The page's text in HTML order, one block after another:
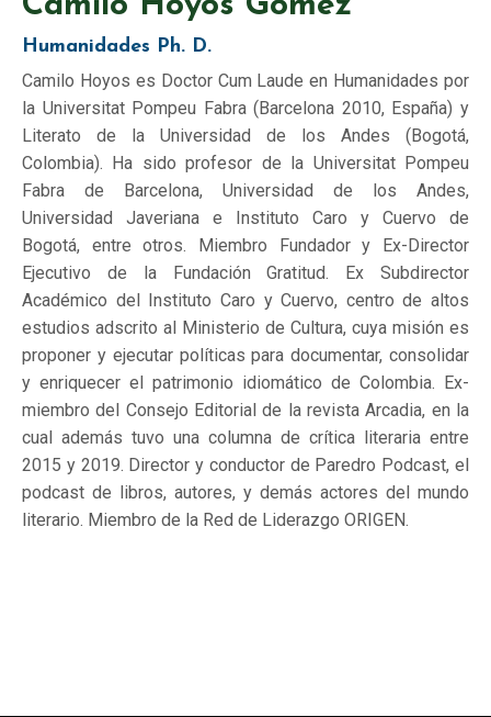
Humanidades Ph. D.
Camilo Hoyos es Doctor Cum Laude en Humanidades por
la Universitat Pompeu Fabra (Barcelona 2010, España) y
Literato de la Universidad de los Andes (Bogotá,
Colombia). Ha sido profesor de la Universitat Pompeu
Fabra de Barcelona, Universidad de los Andes,
Universidad Javeriana e Instituto Caro y Cuervo de
Bogotá, entre otros. Miembro Fundador y Ex-Director
Ejecutivo de la Fundación Gratitud. Ex Subdirector
Académico del Instituto Caro y Cuervo, centro de altos
estudios adscrito al Ministerio de Cultura, cuya misión es
proponer y ejecutar políticas para documentar, consolidar
y enriquecer el patrimonio idiomático de Colombia. Ex-
miembro del Consejo Editorial de la revista Arcadia, en la
cual además tuvo una columna de crítica literaria entre
2015 y 2019. Director y conductor de Paredro Podcast, el
podcast de libros, autores, y demás actores del mundo
literario. Miembro de la Red de Liderazgo ORIGEN.